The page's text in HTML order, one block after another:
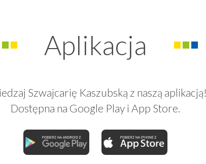
Aplikacja
Szwajcarię Kaszubską z naszą aplikacją!
Dostępna na Google Play i App Store.